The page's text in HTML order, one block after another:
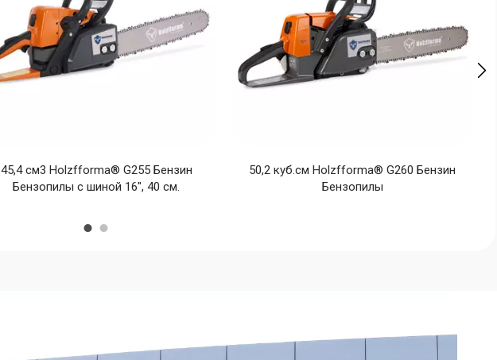
45,4 см3 Holzfforma® G255 Бензин
Бензопилы с шиной 16", 40 см.
50,2 куб.см Holzfforma® G260 Бензин
Бензопилы